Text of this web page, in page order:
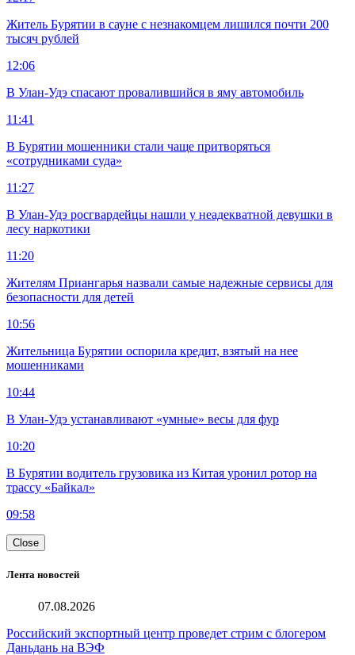
Житель Бурятии в сауне с незнакомцем лишился почти 200
тысяч рублей
12:06
В Улан-Удэ спасают провалившийся в яму автомобиль
11:41
В Бурятии мошенники стали чаще притворяться
«сотрудниками суда»
11:27
В Улан-Удэ росгвардейцы нашли у неадекватной девушки в
лесу наркотики
11:20
Жителям Приангарья назвали самые надежные сервисы для
безопасности для детей
10:56
Жительница Бурятии оспорила кредит, взятый на нее
мошенниками
10:44
В Улан-Удэ устанавливают «умные» весы для фур
10:20
В Бурятии водитель грузовика из Китая уронил ротор на
трассу «Байкал»
09:58
Close
Лента новостей
07.08.2026
Российский экспортный центр проведет стрим с блогером
Даньдань на ВЭФ